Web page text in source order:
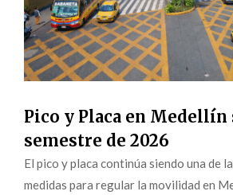
Pico y Placa en Medellín
semestre de 2026
El pico y placa continúa siendo una de
medidas para regular la movilidad en